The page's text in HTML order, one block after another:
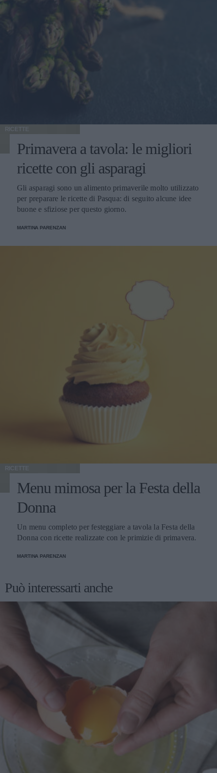
RICETTE
Primavera a tavola: le migliori
ricette con gli asparagi
Gli asparagi sono un alimento primaverile molto utilizzato
per preparare le ricette di Pasqua: di seguito alcune idee
buone e sfiziose per questo giorno.
MARTINA PARENZAN
RICETTE
Menu mimosa per la Festa della
Donna
Un menu completo per festeggiare a tavola la Festa della
Donna con ricette realizzate con le primizie di primavera.
MARTINA PARENZAN
Può interessarti anche